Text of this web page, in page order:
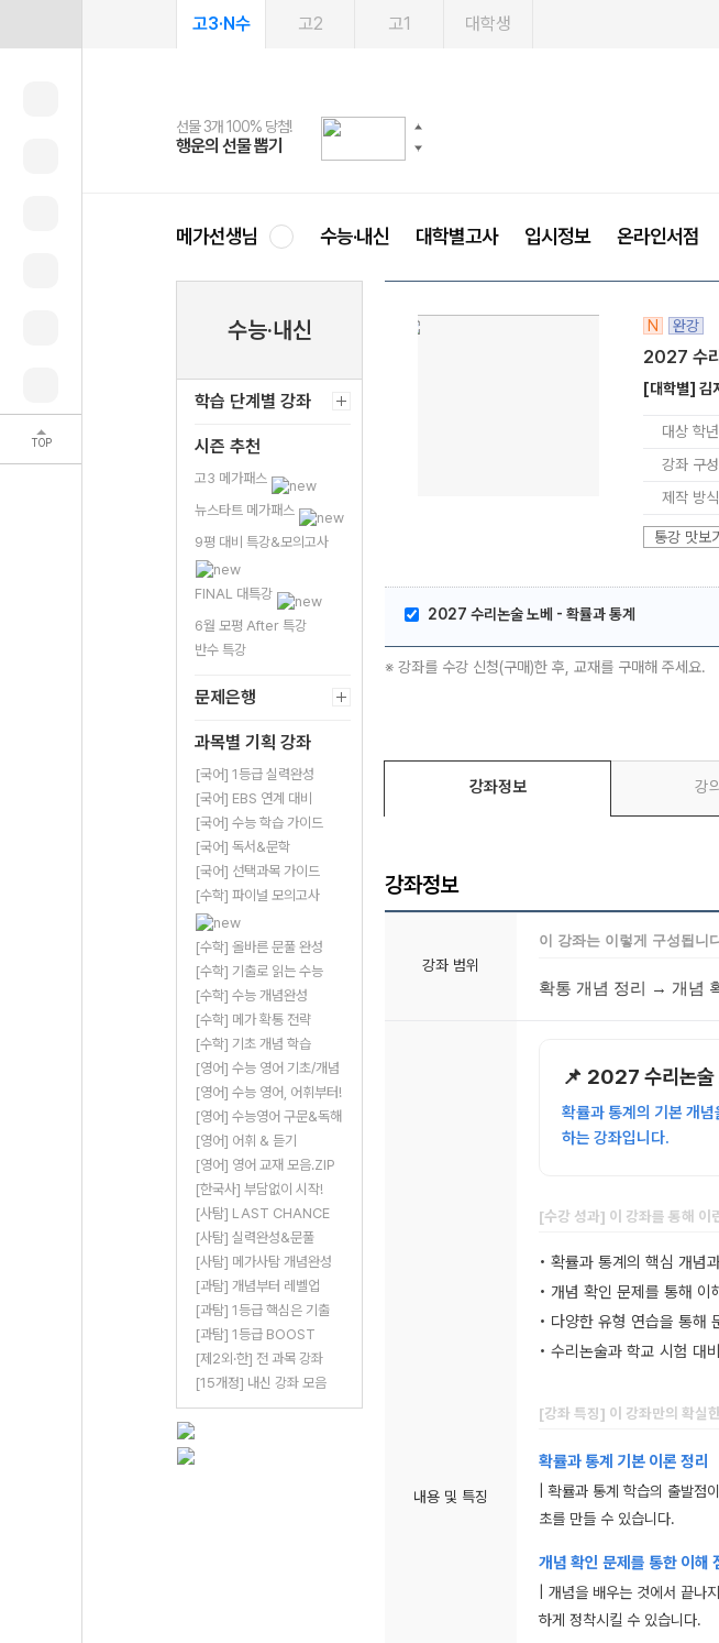
TOP
고3·N수 고2 고1 대학생
메가스
선물 3개 100% 당첨!
행운의 선물 뽑기
선물 100% 증정!
메가스터디 X 올리브
여름방학 스터디 캐시백
메가런 썸머스쿨
2027 러셀 단과
강사 공개선발
스마트러닝앱
설문 EVENT
메가패스
3일 무료 체험권
메가패스 수강생 무료혜택!
메가클럽 멤버십
사회공헌 캠페인
희망이룸 메가나눔
메가선생님 수능·내신 대학별고사 입시정보 온라인서점
수능·내신
학습 단계별 강좌
시즌 추천
고3 메가패스
뉴스타트 메가패스
9평 대비 특강&모의고사
FINAL 대특강
6월 모평 After 특강
반수 특강
문제은행
과목별 기획 강좌
[국어] 1등급 실력완성
[국어] EBS 연계 대비
[국어] 수능 학습 가이드
[국어] 독서&문학
[국어] 선택과목 가이드
[수학] 파이널 모의고사
[수학] 올바른 문풀 완성
[수학] 기출로 읽는 수능
[수학] 수능 개념완성
[수학] 메가 확통 전략
[수학] 기초 개념 학습
[영어] 수능 영어 기초/개념
[영어] 수능 영어, 어휘부터!
[영어] 수능영어 구문&독해
[영어] 어휘 & 듣기
[영어] 영어 교재 모음.ZIP
[한국사] 부담없이 시작!
[사탐] LAST CHANCE
[사탐] 실력완성&문풀
[사탐] 메가사탐 개념완성
[과탐] 개념부터 레벨업
[과탐] 1등급 핵심은 기출
[과탐] 1등급 BOOST
[제2외·한] 전 과목 강좌
[15개정] 내신 강좌 모음
N 완강
2027 수
[대학별] 김
대상 학년
강좌 구성
제작 방식
통강 맛보기
2027 수리논술 노베 - 확률과 통계
※ 강좌를 수강 신청(구매)한 후, 교재를 구매해 주세요.
강좌정보 강
강좌정보
강좌 범위
이 강좌는 이렇게 구성됩니
확통 개념 정리 → 개념
내용 및 특징
📌 2027 수리논술
확률과 통계의 기본 개
하는 강좌입니다.
[수강 성과] 이 강좌를 통해 이
• 확률과 통계의 핵심 개념
• 개념 확인 문제를 통해
• 다양한 유형 연습을 통해
• 수리논술과 학교 시험 대
[강좌 특징] 이 강좌만의 확실
확률과 통계 기본 이론 정리
| 확률과 통계 학습의 출발점
초를 만들 수 있습니다.
개념 확인 문제를 통한 이해
| 개념을 배우는 것에서 끝나
하게 정착시킬 수 있습니다.